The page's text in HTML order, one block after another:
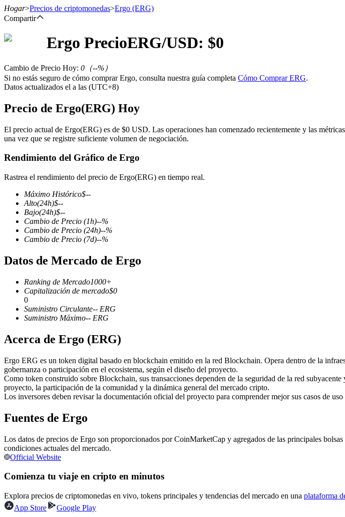
Futuros de criptomonedas
TradFi
Derivados de acciones, divisas, metales preciosos y materias primas
Futuros del USDC
Futuros que utilizan USDC como garantía
Hogar>Precios de criptomonedas>Ergo (ERG)
Compartir
Ergo PrecioERG/USD: $0
Cambio de Precio Hoy: 0 （--%）
Si no estás seguro de cómo comprar Ergo, consulta nuestra guía completa Cómo Comprar ERG.
Datos actualizados el a las (UTC+8)
Precio de Ergo(ERG) Hoy
El precio actual de Ergo(ERG) es de $0 USD. Las operaciones han comenzado recientemente y las
una vez que se registre suficiente volumen de negociación.
Rendimiento del Gráfico de Ergo
Rastrea el rendimiento del precio de Ergo(ERG) en tiempo real.
Máximo Histórico$--
Alto(24h)$--
Bajo(24h)$--
Cambio de Precio (1h)--%
Cambio de Precio (24h)--%
Cambio de Precio (7d)--%
Datos de Mercado de Ergo
Ranking de Mercado1000+
Capitalización de mercado$0
0
Suministro Circulante-- ERG
Suministro Máximo-- ERG
Acerca de Ergo (ERG)
Ergo ERG es un token digital basado en blockchain emitido en la red Blockchain. Opera dentro de la
gobernanza o participación en el ecosistema, según el diseño del proyecto.
Como token construido sobre Blockchain, sus transacciones dependen de la seguridad de la red
proyecto, la participación de la comunidad y la dinámica general del mercado cripto.
Los inversores deben revisar la documentación oficial del proyecto para comprender mejor sus casos de
Fuentes de Ergo
Los datos de precios de Ergo son proporcionados por CoinMarketCap y agregados de las principales
condiciones actuales del mercado.
Official Website
Comienza tu viaje en cripto en minutos
Explora precios de criptomonedas en vivo, tokens principales y tendencias del mercado en una plataforma
App Store
Google Play